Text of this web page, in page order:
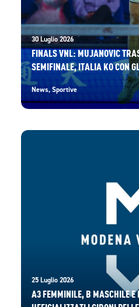
30 Luglio 2026
FINALS VNL: MUJANOVIC
SEMIFINALE, ITALIA KO CON
News,Sportive
25 Luglio 2026
A3 FEMMINILE, B MASCHILE